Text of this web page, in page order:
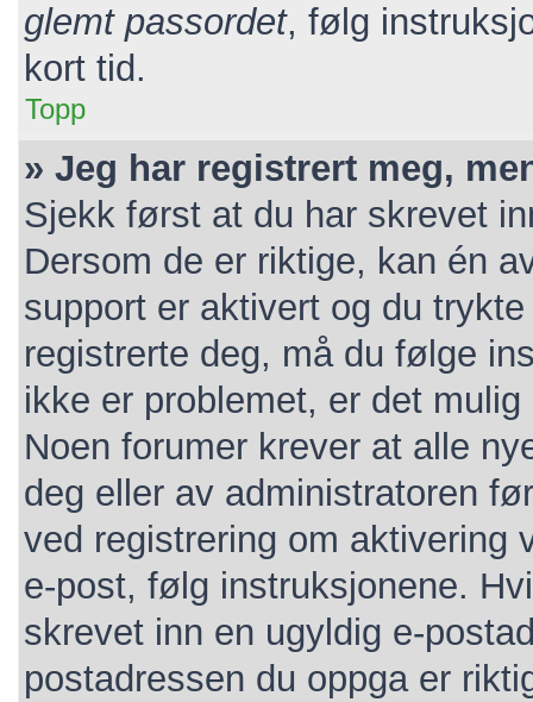
glemt passordet, følg
kort tid.
Topp
» Jeg har registrert meg,
Sjekk først at du har skrevet
Dersom de er riktige, kan én
support er aktivert og du
registrerte deg, må du følge
ikke er problemet, er det
Noen forumer krever at alle
deg eller av administratoren
ved registrering om aktivering
e-post, følg instruksjonene.
skrevet inn en ugyldig e-
postadressen du oppga er